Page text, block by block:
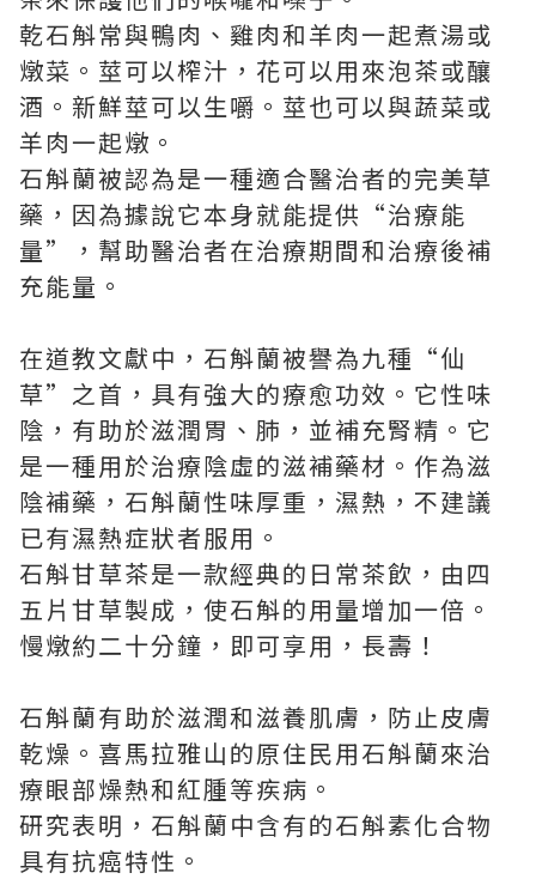
乾石斛常與鴨肉、雞肉和羊肉一起煮湯或
燉菜。莖可以榨汁，花可以用來泡茶或釀
酒。新鮮莖可以生嚼。莖也可以與蔬菜或
羊肉一起燉。
石斛蘭被認為是一種適合醫治者的完美草
藥，因為據說它本身就能提供“治療能
量”，幫助醫治者在治療期間和治療後補
充能量。
在道教文獻中，石斛蘭被譽為九種“仙
草”之首，具有強大的療愈功效。它性味
陰，有助於滋潤胃、肺，並補充腎精。它
是一種用於治療陰虛的滋補藥材。作為滋
陰補藥，石斛蘭性味厚重，濕熱，不建議
已有濕熱症狀者服用。
石斛甘草茶是一款經典的日常茶飲，由四
五片甘草製成，使石斛的用量增加一倍。
慢燉約二十分鐘，即可享用，長壽！
石斛蘭有助於滋潤和滋養肌膚，防止皮膚
乾燥。喜馬拉雅山的原住民用石斛蘭來治
療眼部燥熱和紅腫等疾病。
研究表明，石斛蘭中含有的石斛素化合物
具有抗癌特性。